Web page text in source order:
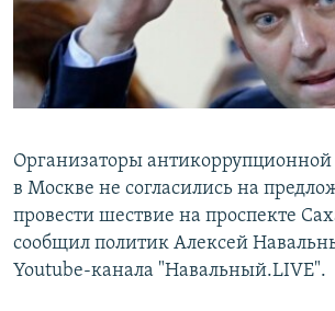
Организаторы
в Москве не согласились на
провести шествие на проспекте
сообщил политик Алексей
Youtube-канала "Навальный.LIVE".